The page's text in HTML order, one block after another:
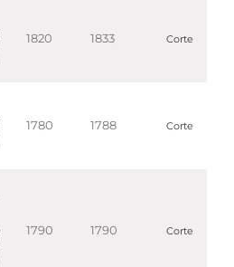
1820 1833 Corte
1780 1788 Corte
1790 1790 Corte